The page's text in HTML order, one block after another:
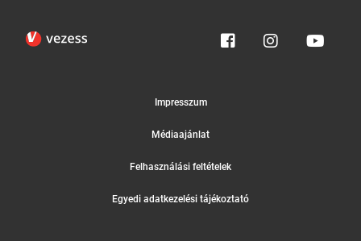
Impresszum
Médiaajánlat
Felhasználási feltételek
Egyedi adatkezelési tájékoztató